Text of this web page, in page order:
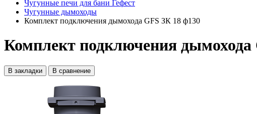
Чугунные печи для бани Гефест
Чугунные дымоходы
Комплект подключения дымохода GFS ЗК 18 ф130
Комплект подключения дымохода
В закладки В сравнение